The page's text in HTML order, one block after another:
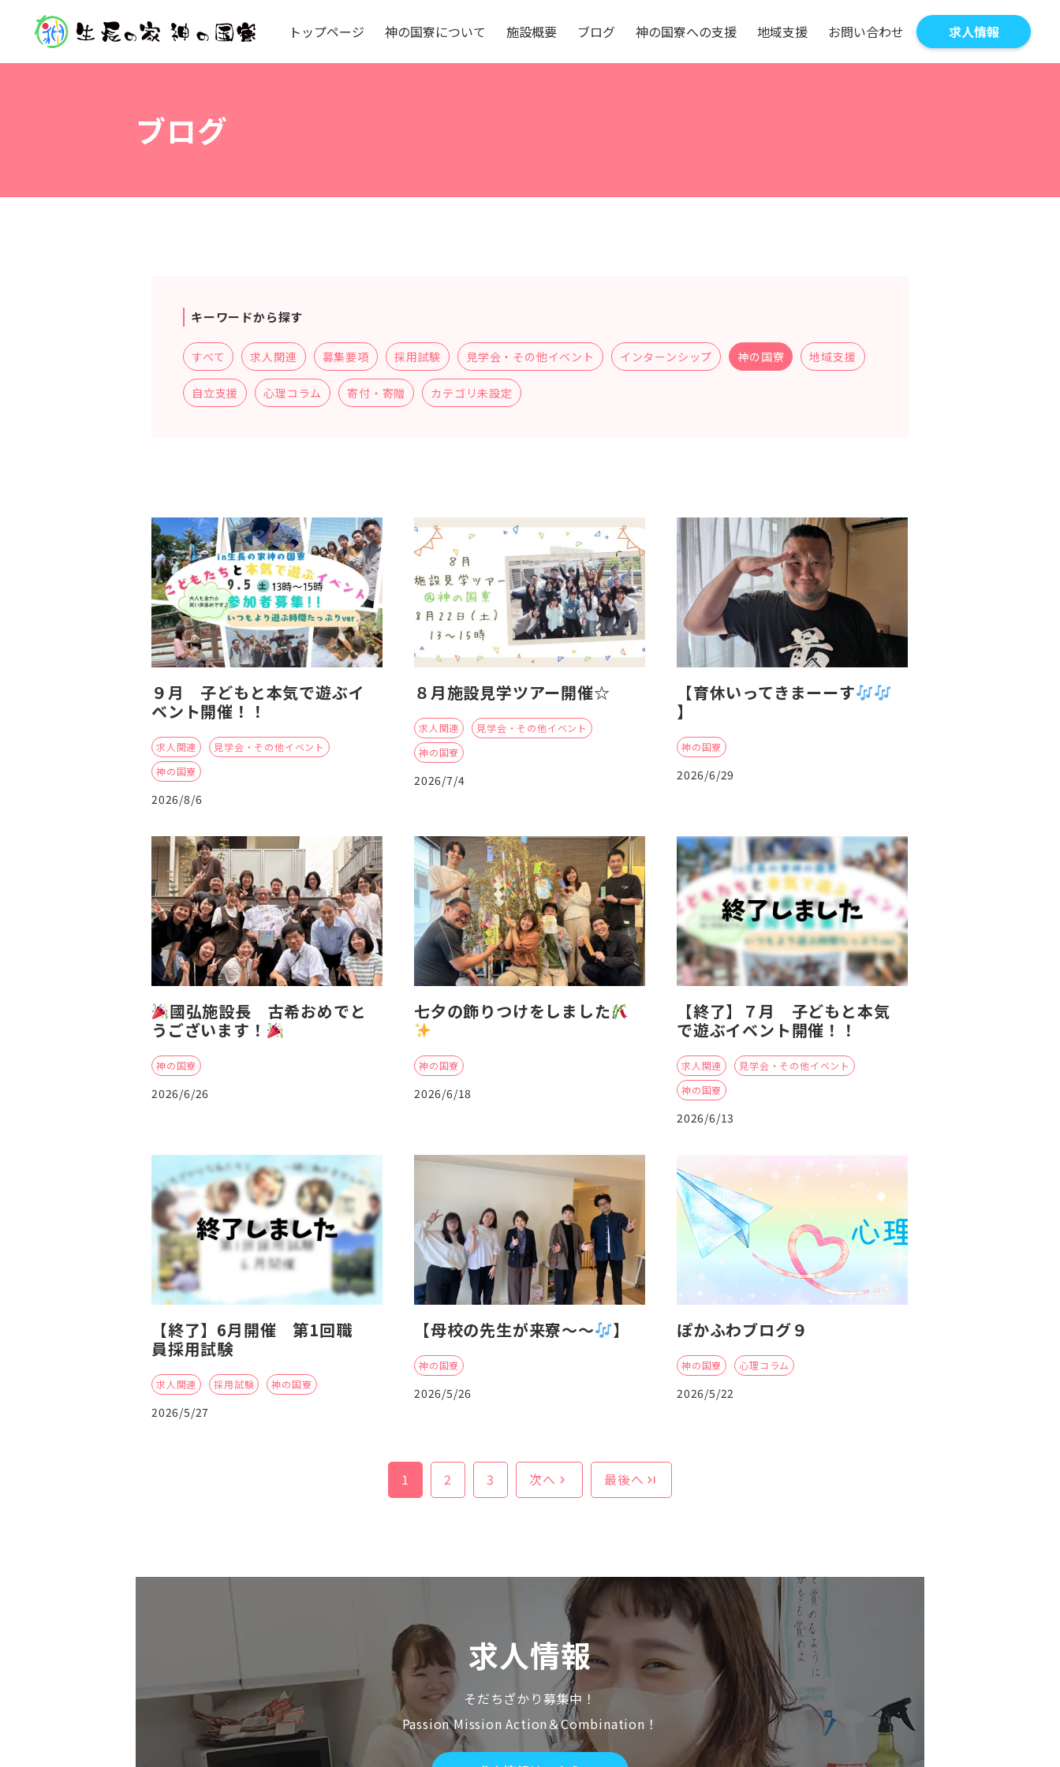
ト ップページ 神の国寮について 施設概要 ブログ 神の国寮への支援 地域支援 お問い合わせ 求人情報
ブログ
キーワードから探す
すべて 求人関連 募集要項 採用試験 見学会・その他イベント インターンシップ 神の国寮 地域支援
自立支援 心理コラム 寄付・寄贈 カテゴリ未設定
９月 子どもと本気で遊ぶイ
ベント開催！！
求人関連
見学会・その他イベント
神の国寮
2026/8/6
８月施設見学ツアー開催☆
求人関連
見学会・その他イベント
神の国寮
2026/7/4
【育休いってきまーーす
】
神の国寮
2026/6/29
國弘施設長 古希おめでと
うございます！
神の国寮
2026/6/26
七夕の飾りつけをしました
神の国寮
2026/6/18
【終了】７月 子どもと本気
で遊ぶイベント開催！！
求人関連
見学会・その他イベント
神の国寮
2026/6/13
【終了】6月開催 第1回職
員採用試験
求人関連 採用試験 神の国寮
2026/5/27
【母校の先生が来寮〜〜 】
神の国寮
2026/5/26
ぽかふわブログ９
神の国寮 心理コラム
2026/5/22
1 2 3 次へ chevron_right 最後へ last_page
求人情報
そだちざかり募集中！
Passion Mission Action＆Combination！